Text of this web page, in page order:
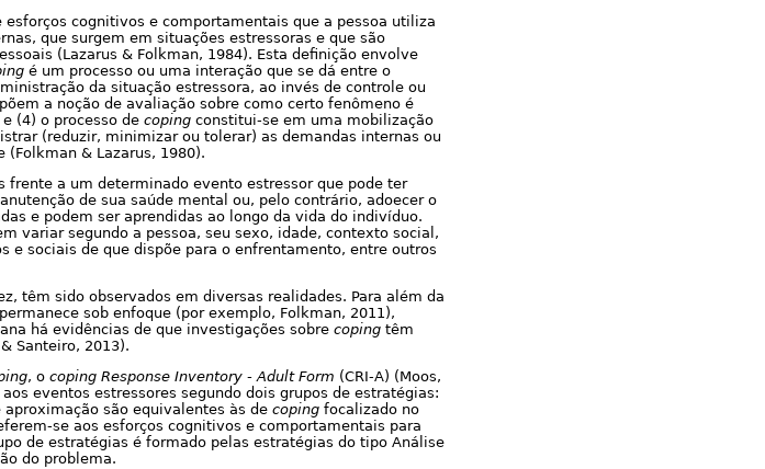
cognitivos e comportamentais que a pessoa utiliza
que surgem em situações estressoras e que são
(Lazarus & Folkman, 1984). Esta definição envolve
é um processo ou uma interação que se dá entre o
da situação estressora, ao invés de controle ou
a noção de avaliação sobre como certo fenômeno é
(4) o processo de coping constitui-se em uma mobilização
(reduzir, minimizar ou tolerar) as demandas internas ou
& Lazarus, 1980).
frente a um determinado evento estressor que pode ter
de sua saúde mental ou, pelo contrário, adoecer o
e podem ser aprendidas ao longo da vida do indivíduo.
variar segundo a pessoa, seu sexo, idade, contexto social,
e sociais de que dispõe para o enfrentamento, entre outros
têm sido observados em diversas realidades. Para além da
sob enfoque (por exemplo, Folkman, 2011),
há evidências de que investigações sobre coping têm
Santeiro, 2013).
, o coping Response Inventory - Adult Form (CRI-A) (Moos,
eventos estressores segundo dois grupos de estratégias:
são equivalentes às de coping focalizado no
se aos esforços cognitivos e comportamentais para
de estratégias é formado pelas estratégias do tipo Análise
do problema.